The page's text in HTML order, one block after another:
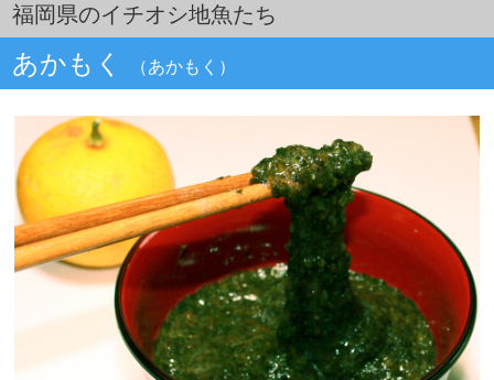
福岡県のイチオシ地魚たち
あかもく （あかもく）